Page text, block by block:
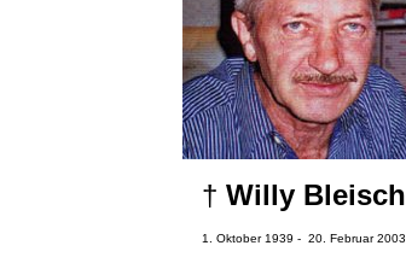
† Willy Bleisch
1. Oktober 1939 - 20. Februar 2003